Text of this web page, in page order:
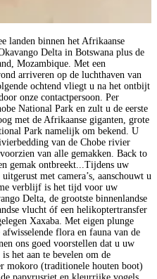
landen binnen het Afrikaanse
Delta in Botswana plus de
Mozambique. Met een
arriveren op de luchthaven van
ochtend vliegt u na het ontbijt
onze contactpersoon. Per
National Park en zult u de eerste
met de Afrikaanse giganten, grote
Park namelijk om bekend. U
van de Chobe rivier
van alle gemakken. Back to
gemak ontbreekt...Tijdens uw
met camera’s, aanschouwt u
verblijf is het tijd voor uw
Delta, de grootste binnenlandse
vlucht óf een helikoptertransfer
Xaxaba. Met eigen plunge
flora en fauna van de
ons goed voorstellen dat u uw
het aan te bevelen om de
mokoro (traditionele houten boot)